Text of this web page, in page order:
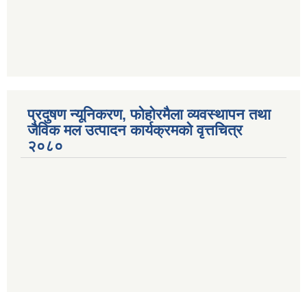
प्रदुषण न्यूनिकरण, फोहोरमैला व्यवस्थापन तथा
जैविक मल उत्पादन कार्यक्रमको वृत्तचित्र
२०८०